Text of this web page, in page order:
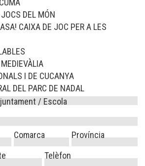
DEL MÓN
CAIXA DE JOC PER A LES
I DE CUCANYA
DEL PARC DE NADAL
/ Escola
Comarca
Província
Telèfon